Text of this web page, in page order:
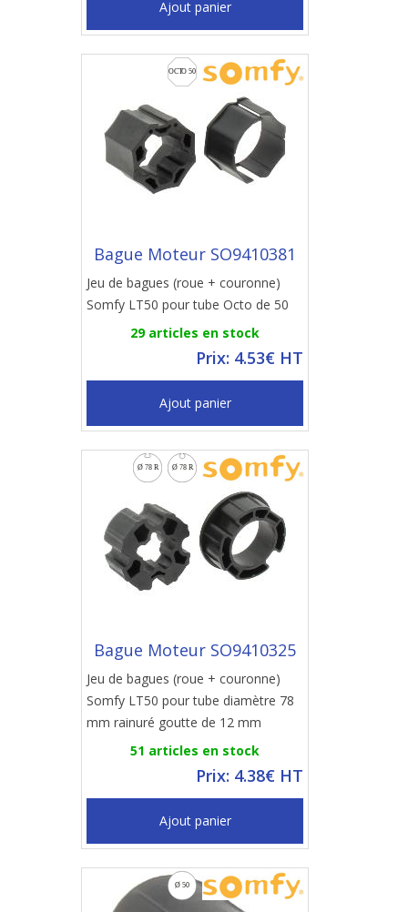
Ajout panier
Bague Moteur SO9410381
Jeu de bagues (roue + couronne)
Somfy LT50 pour tube Octo de 50
29 articles en stock
Prix: 4.53€ HT
Ajout panier
Bague Moteur SO9410325
Jeu de bagues (roue + couronne)
Somfy LT50 pour tube diamètre 78
mm rainuré goutte de 12 mm
51 articles en stock
Prix: 4.38€ HT
Ajout panier